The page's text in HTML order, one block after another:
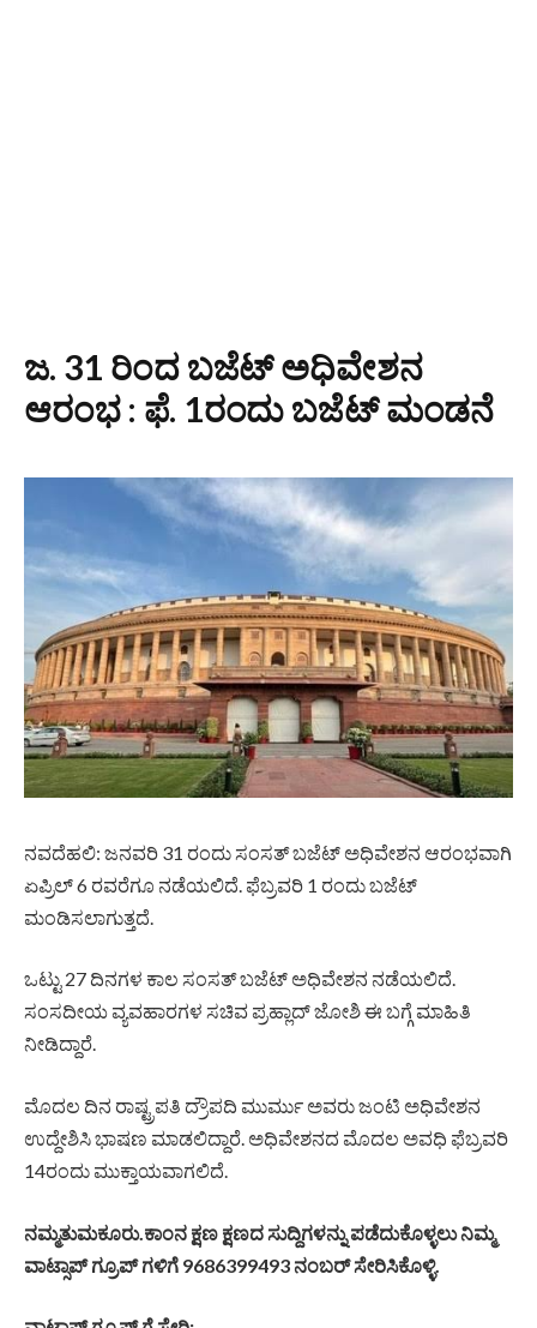
ಜ. 31 ರಿಂದ ಬಜೆಟ್ ಅಧಿವೇಶನ
ಆರಂಭ : ಫೆ. 1ರಂದು ಬಜೆಟ್ ಮಂಡನೆ
ನವದೆಹಲಿ: ಜನವರಿ 31 ರಂದು ಸಂಸತ್ ಬಜೆಟ್ ಅಧಿವೇಶನ ಆರಂಭವಾಗಿ
ಏಪ್ರಿಲ್ 6 ರವರೆಗೂ ನಡೆಯಲಿದೆ. ಫೆಬ್ರವರಿ 1 ರಂದು ಬಜೆಟ್
ಮಂಡಿಸಲಾಗುತ್ತದೆ.
ಒಟ್ಟು 27 ದಿನಗಳ ಕಾಲ ಸಂಸತ್ ಬಜೆಟ್ ಅಧಿವೇಶನ ನಡೆಯಲಿದೆ.
ಸಂಸದೀಯ ವ್ಯವಹಾರಗಳ ಸಚಿವ ಪ್ರಹ್ಲಾದ್ ಜೋಶಿ ಈ ಬಗ್ಗೆ ಮಾಹಿತಿ
ನೀಡಿದ್ದಾರೆ.
ಮೊದಲ ದಿನ ರಾಷ್ಟ್ರಪತಿ ದ್ರೌಪದಿ ಮುರ್ಮು ಅವರು ಜಂಟಿ ಅಧಿವೇಶನ
ಉದ್ದೇಶಿಸಿ ಭಾಷಣ ಮಾಡಲಿದ್ದಾರೆ. ಅಧಿವೇಶನದ ಮೊದಲ ಅವಧಿ ಫೆಬ್ರವರಿ
14ರಂದು ಮುಕ್ತಾಯವಾಗಲಿದೆ.
ನಮ್ಮತುಮಕೂರು.ಕಾಂನ ಕ್ಷಣ ಕ್ಷಣದ ಸುದ್ದಿಗಳನ್ನು ಪಡೆದುಕೊಳ್ಳಲು ನಿಮ್ಮ
ವಾಟ್ಸಾಪ್ ಗ್ರೂಪ್ ಗಳಿಗೆ 9686399493 ನಂಬರ್ ಸೇರಿಸಿಕೊಳ್ಳಿ.